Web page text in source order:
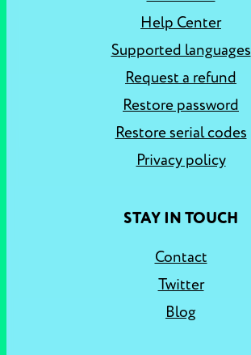
Help Center
Supported languages
Request a refund
Restore password
Restore serial codes
Privacy policy
STAY IN TOUCH
Contact
Twitter
Blog